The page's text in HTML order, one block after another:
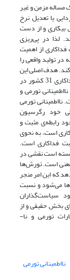
مزمن و غیر
یا تعدیل نرخ
بیکاری و از دست
لذا در پی‌ریزی
از اهمیت
تولید واقعی را
هدف اصلی این
مطالعه بررسی تاثیر نااطمینانی تورمی بر نسبت فداکاری 31 کشور در
تورمی و
اقتصاد طی دوره‌ی 2015-1981 است. نااطمینانی تورمی
خود رگرسیون
رابطه‌ی مثبت و
است، به نحوی
فداکاری است.
است نقشی در
معنی است. تورش‌ها
که این امر منجر
می‌شود و نسبت
سیاست‌گذاران
بخش حقیقی و از
تورمی و نا-
نااطمینانی تورمی